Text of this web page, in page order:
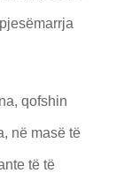
qofshin
në masë të
të të